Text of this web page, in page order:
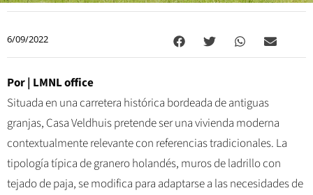
6/09/2022
Por | LMNL office
Situada en una carretera histórica bordeada de antiguas
granjas, Casa Veldhuis pretende ser una vivienda moderna
contextualmente relevante con referencias tradicionales. La
tipología típica de granero holandés, muros de ladrillo con
tejado de paja, se modifica para adaptarse a las necesidades de